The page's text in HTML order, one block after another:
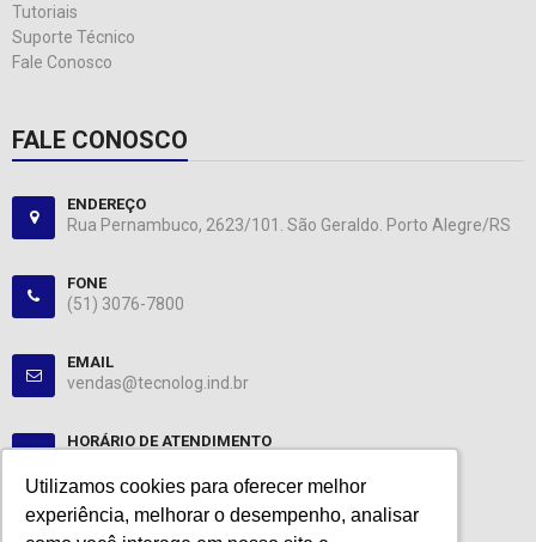
Utilizamos cookies para oferecer melhor
experiência, melhorar o desempenho, analisar
Utilizamos cookies para oferecer melhor
experiência, melhorar o desempenho, analisar
Tutoriais
Suporte Técnico
Fale Conosco
FALE CONOSCO
ENDEREÇO
Rua Pernambuco, 2623/101. São Geraldo. Porto Alegre/RS
FONE
(51) 3076-7800
EMAIL
vendas@tecnolog.ind.br
HORÁRIO DE ATENDIMENTO